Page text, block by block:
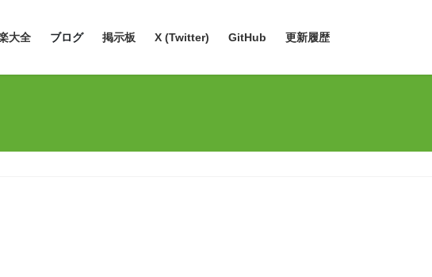
大全 ブログ 掲示板 X (Twitter) GitHub 更新履歴